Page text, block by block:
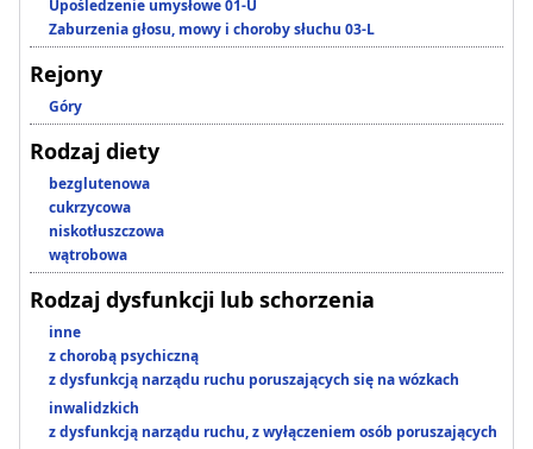
Upośledzenie umysłowe 01-U
Zaburzenia głosu, mowy i choroby słuchu 03-L
Rejony
Góry
Rodzaj diety
bezglutenowa
cukrzycowa
niskotłuszczowa
wątrobowa
Rodzaj dysfunkcji lub schorzenia
inne
z chorobą psychiczną
z dysfunkcją narządu ruchu poruszających się na wózkach
inwalidzkich
z dysfunkcją narządu ruchu, z wyłączeniem osób poruszających